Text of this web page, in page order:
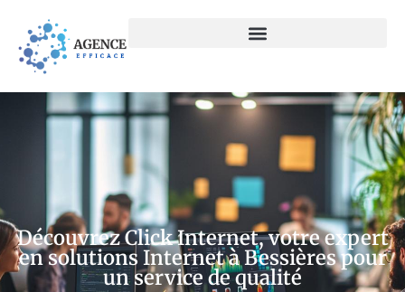
Découvrez Click Internet, votre expert
en solutions Internet à Bessières pour
un service de qualité